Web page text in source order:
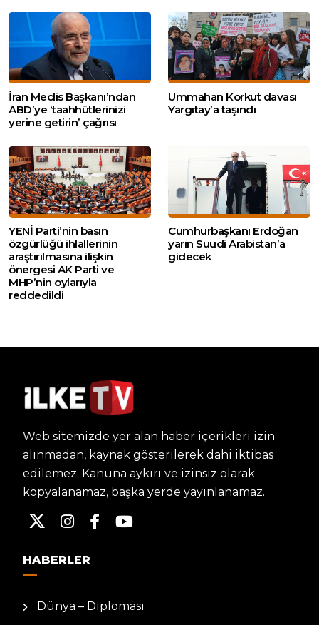
İran Meclis Başkanı’ndan
ABD’ye ‘taahhütlerinizi
yerine getirin’ çağrısı
Ummahan Korkut davası
Yargıtay’a taşındı
YENİ Parti’nin basın
özgürlüğü ihlallerinin
araştırılmasına ilişkin
önergesi AK Parti ve
MHP’nin oylarıyla
reddedildi
Cumhurbaşkanı Erdoğan
yarın Suudi Arabistan’a
gidecek
Web sitemizde yer alan haber içerikleri izin
alınmadan, kaynak gösterilerek dahi iktibas
edilemez. Kanuna aykırı ve izinsiz olarak
kopyalanamaz, başka yerde yayınlanamaz.
HABERLER
Dünya – Diplomasi